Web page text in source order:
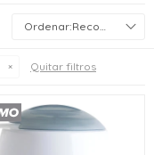
Recomendados
Quitar filtros